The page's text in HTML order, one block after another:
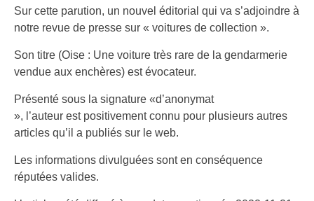
Sur cette parution, un nouvel éditorial qui va s’adjoindre à
notre revue de presse sur « voitures de collection ».
Son titre (Oise : Une voiture très rare de la gendarmerie
vendue aux enchères) est évocateur.
Présenté sous la signature «d’anonymat
», l’auteur est positivement connu pour plusieurs autres
articles qu’il a publiés sur le web.
Les informations divulguées sont en conséquence
réputées valides.